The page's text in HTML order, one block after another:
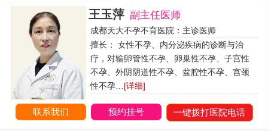
王玉萍 副主任医师
成都天大不孕不育医院：主诊医师
擅长： 女性不孕、内分泌疾病的诊断与治
疗，对输卵管性不孕、卵巢性不孕、子宫性
不孕、外阴阴道性不孕、盆腔性不孕、宫颈
性不孕… [详细]
联系我们 预约挂号 一键拨打医院电话